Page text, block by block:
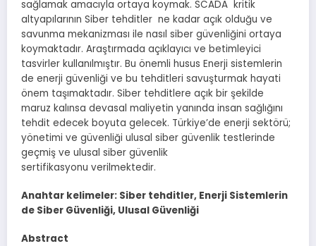
sağlamak amacıyla ortaya koymak. SCADA kritik
altyapılarının Siber tehditler ne kadar açık olduğu ve
savunma mekanizması ile nasıl siber güvenliğini ortaya
koymaktadır. Araştırmada açıklayıcı ve betimleyici
tasvirler kullanılmıştır. Bu önemli husus Enerji sistemlerin
de enerji güvenliği ve bu tehditleri savuşturmak hayati
önem taşımaktadır. Siber tehditlere açık bir şekilde
maruz kalınsa devasal maliyetin yanında insan sağlığını
tehdit edecek boyuta gelecek. Türkiye’de enerji sektörü;
yönetimi ve güvenliği ulusal siber güvenlik testlerinde
geçmiş ve ulusal siber güvenlik
sertifikasyonu verilmektedir.
Anahtar kelimeler: Siber tehditler, Enerji Sistemlerin
de Siber Güvenliği, Ulusal Güvenliği
Abstract